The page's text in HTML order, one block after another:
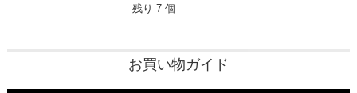
残り 7 個
お買い物ガイド